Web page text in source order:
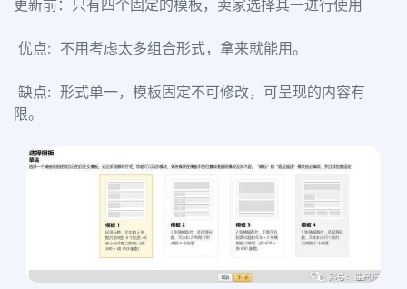
更新前：只有四个固定的模板，卖家选择其一进行使用
优点: 不用考虑太多组合形式，拿来就能用。
缺点: 形式单一，模板固定不可修改，可呈现的内容有
限。